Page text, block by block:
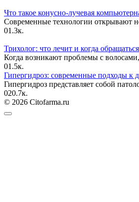
Что такое конусно-лучевая
Современные технологии открывают
01.3к.
Трихолог: что лечит и когда
Когда возникают проблемы с
01.5к.
Гипергидроз: современные подходы к
Гипергидроз представляет собой
020.7к.
© 2026 Citofarma.ru